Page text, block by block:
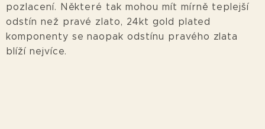
pozlacení. Některé tak mohou mít mírně teplejší
odstín než pravé zlato, 24kt gold plated
komponenty se naopak odstínu pravého zlata
blíží nejvíce.